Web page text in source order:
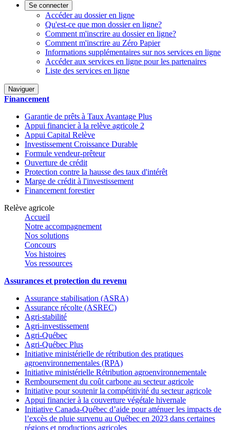
Se connecter
Accéder au dossier en ligne
Qu'est-ce que mon dossier en ligne?
Comment m'inscrire au dossier en ligne?
Comment m'inscrire au Zéro Papier
Informations supplémentaires sur nos services en ligne
Accéder aux services en ligne pour les partenaires
Liste des services en ligne
Naviguer
Financement
Garantie de prêts à Taux Avantage Plus
Appui financier à la relève agricole 2
Appui Capital Relève
Investissement Croissance Durable
Formule vendeur-prêteur
Ouverture de crédit
Protection contre la hausse des taux d'intérêt
Marge de crédit à l'investissement
Financement forestier
Relève agricole
Accueil
Notre accompagnement
Nos solutions
Concours
Vos histoires
Vos ressources
Assurances et protection du revenu
Assurance stabilisation (ASRA)
Assurance récolte (ASREC)
Agri-stabilité
Agri-investissement
Agri-Québec
Agri-Québec Plus
Initiative ministérielle de rétribution des pratiques
agroenvironnementales (RPA)
Initiative ministérielle Rétribution agroenvironnementale
Remboursement du coût carbone au secteur agricole
Initiative pour soutenir la compétitivité du secteur agricole
Appui financier à la couverture végétale hivernale
Initiative Canada-Québec d’aide pour atténuer les impacts de
l’excès de pluie survenu au Québec en 2023 dans certaines
régions et productions agricoles